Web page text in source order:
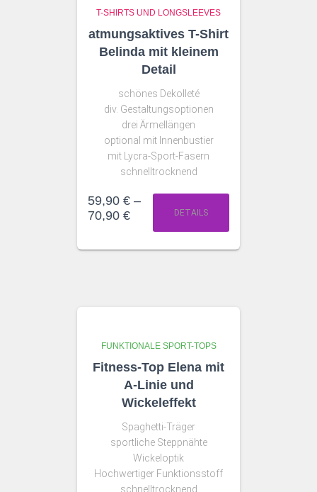
T-SHIRTS UND LONGSLEEVES
atmungsaktives T-Shirt
Belinda mit kleinem
Detail
schönes Dekolleté
div. Gestaltungsoptionen
drei Ärmellängen
optional mit Innenbustier
mit Lycra-Sport-Fasern
schnelltrocknend
59,90 € –
70,90 € DETAILS
FUNKTIONALE SPORT-TOPS
Fitness-Top Elena mit
A-Linie und
Wickeleffekt
Spaghetti-Träger
sportliche Steppnähte
Wickeloptik
Hochwertiger Funktionsstoff
schnelltrocknend